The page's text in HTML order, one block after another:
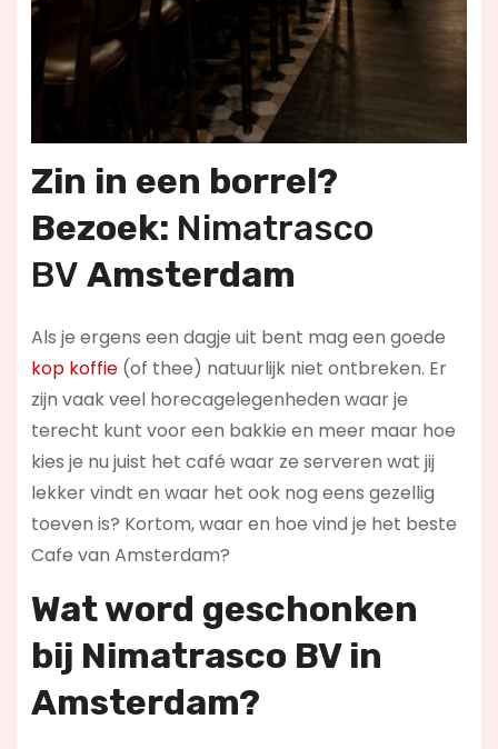
Zin in een borrel?
Bezoek: Nimatrasco
BV Amsterdam
Als je ergens een dagje uit bent mag een goede
kop koffie(of thee) natuurlijk niet ontbreken. Er
zijn vaak veel horecagelegenheden waar je
terecht kunt voor een bakkie en meer maar hoe
kies je nu juist het café waar ze serveren wat jij
lekker vindt en waar het ook nog eens gezellig
toeven is? Kortom, waar en hoe vind je het beste
Cafe van Amsterdam?
Wat word geschonken
bij Nimatrasco BV in
Amsterdam?